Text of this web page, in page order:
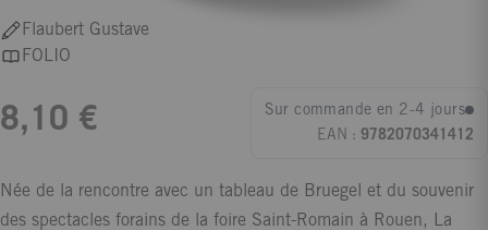
Flaubert Gustave
FOLIO
8,10 €
Sur commande en 2-4 jours
EAN : 9782070341412
Née de la rencontre avec un tableau de Bruegel et du souvenir
des spectacles forains de la foire Saint-Romain à Rouen, La